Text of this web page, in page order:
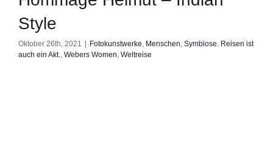
Style
Oktober 26th, 2021 Fotokunstwerke, Menschen, Symbiose. Reisen ist
auch ein Akt., Webers Women, Weltreise